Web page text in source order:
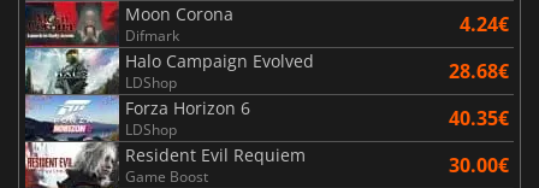
Moon Corona
Difmark 4.24€
Halo Campaign Evolved
LDShop 28.68€
Forza Horizon 6
LDShop 40.35€
Resident Evil Requiem
Game Boost 30.00€